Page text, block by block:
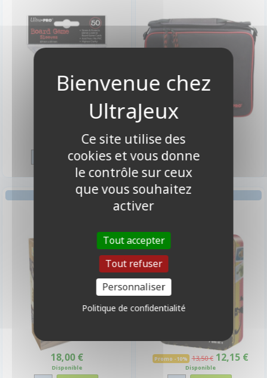
Disponible Disponible
AMBIANCE
18,00 €
Disponible
GESTION
Promo -10% 13,50 € 12,15 €
Disponible
Ce site utilise des
cookies et vous donne
le contrôle sur ceux
que vous souhaitez
activer
Tout accepter
Tout refuser
Personnaliser
Politique de confidentialité